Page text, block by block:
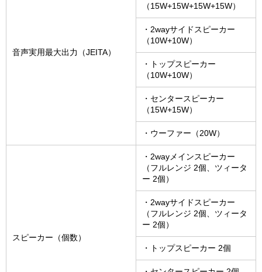
音声実用最大出力（JEITA）
（15W+15W+15W+15W）
・2wayサイドスピーカー
（10W+10W）
・トップスピーカー
（10W+10W）
・センタースピーカー
（15W+15W）
・ウーファー（20W）
スピーカー（個数）
・2wayメインスピーカー
（フルレンジ 2個、ツィータ
ー 2個）
・2wayサイドスピーカー
（フルレンジ 2個、ツィータ
ー 2個）
・トップスピーカー 2個